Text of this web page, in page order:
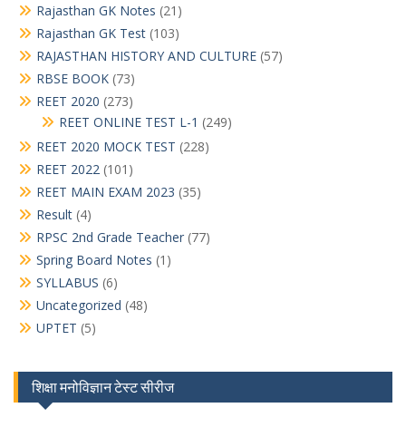
Rajasthan GK Notes (21)
Rajasthan GK Test (103)
RAJASTHAN HISTORY AND CULTURE (57)
RBSE BOOK (73)
REET 2020 (273)
REET ONLINE TEST L-1 (249)
REET 2020 MOCK TEST (228)
REET 2022 (101)
REET MAIN EXAM 2023 (35)
Result (4)
RPSC 2nd Grade Teacher (77)
Spring Board Notes (1)
SYLLABUS (6)
Uncategorized (48)
UPTET (5)
शिक्षा मनोविज्ञान टेस्ट सीरीज